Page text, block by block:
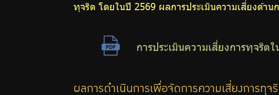
มาตรการ
ทุจริต โดยในปี 2569 ผลการประเมินความเสี่ยงด้า
การประเมินความเสี่ยงการทุจริ
ผลการดำเนินการเพื่อจัดการความเสี่ยงการทุ